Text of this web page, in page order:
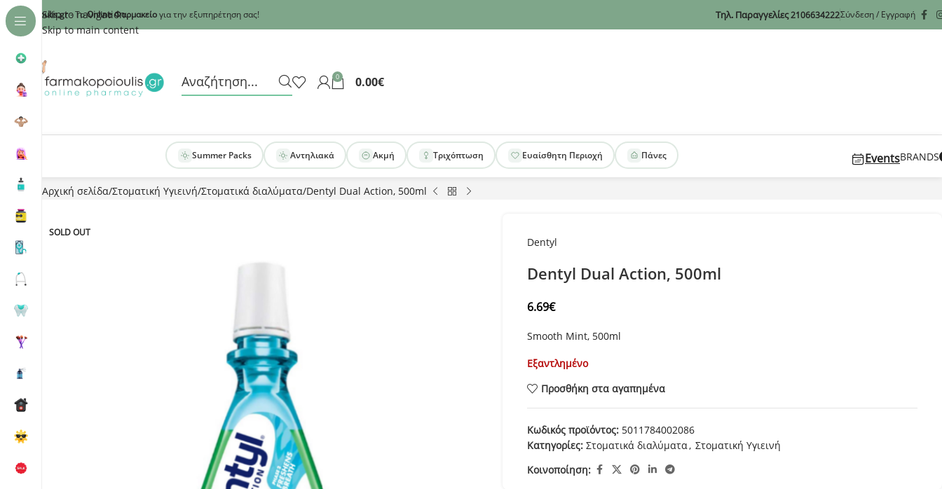
Skip to navigation
Skip to main content
- ΤοOnline Φαρμακείογια την εξυπηρέτηση σας! Τηλ. Παραγγελίες2106634222Σύνδεση / Εγγραφή
0 0.00€
Summer Packs Αντηλιακά Ακμή Τριχόπτωση Ευαίσθητη Περιοχή Πάνες EventsBRANDS
Αρχική σελίδα Στοματική Υγιεινή Στοματικά διαλύματα Dentyl Dual Action, 500ml
SOLD OUT
Dentyl
Dentyl Dual Action, 500ml
6.69€
Smooth Mint, 500ml
Εξαντλημένο
Προσθήκη στα αγαπημένα
Κωδικός προϊόντος: 5011784002086
Κατηγορίες: Στοματικά διαλύματα, Στοματική Υγιεινή
Κοινοποίηση: